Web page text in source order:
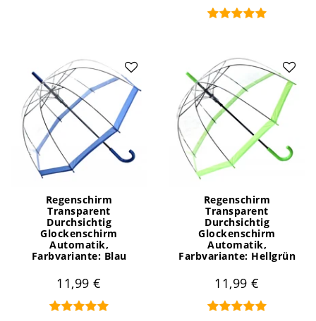
Regenschirm
Transparent
Durchsichtig
Glockenschirm
Automatik,
Farbvariante: Blau
11,99 €
Regenschirm
Transparent
Durchsichtig
Glockenschirm
Automatik,
Farbvariante: Hellgrün
11,99 €